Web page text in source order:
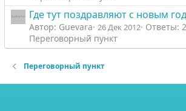
Где тут поздравляют с новым
Автор: Guevara 26 Дек 2012 Ответы:
Переговорный пункт
Переговорный пункт